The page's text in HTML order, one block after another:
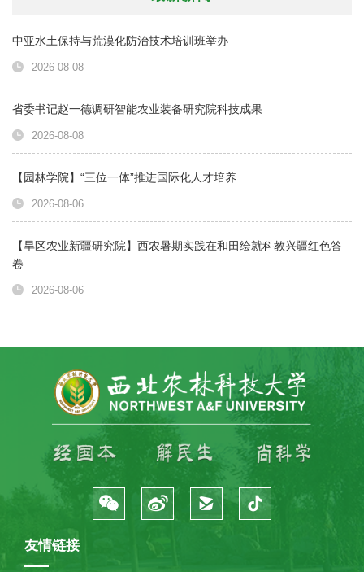
中亚水土保持与荒漠化防治技术培训班举办
2026-08-08
省委书记赵一德调研智能农业装备研究院科技成果
2026-08-08
【园林学院】“三位一体”推进国际化人才培养
2026-08-06
【旱区农业新疆研究院】西农暑期实践在和田绘就科教兴疆红色答
卷
2026-08-06
友情链接